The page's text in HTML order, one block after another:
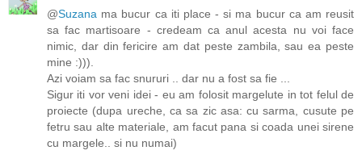
@Suzana ma bucur ca iti place - si ma bucur ca am reusit
sa fac martisoare - credeam ca anul acesta nu voi face
nimic, dar din fericire am dat peste zambila, sau ea peste
mine :))).
Azi voiam sa fac snururi .. dar nu a fost sa fie ...
Sigur iti vor veni idei - eu am folosit margelute in tot felul de
proiecte (dupa ureche, ca sa zic asa: cu sarma, cusute pe
fetru sau alte materiale, am facut pana si coada unei sirene
cu margele.. si nu numai)